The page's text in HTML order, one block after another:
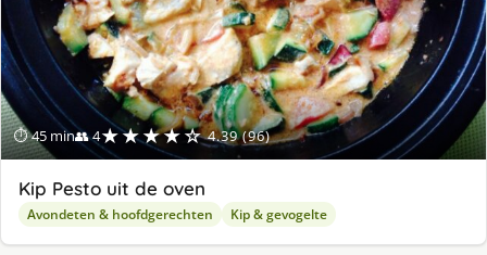
⏱ 45 min👥 4★★★★☆ 4.39 (96)
Kip Pesto uit de oven
Avondeten & hoofdgerechten Kip & gevogelte